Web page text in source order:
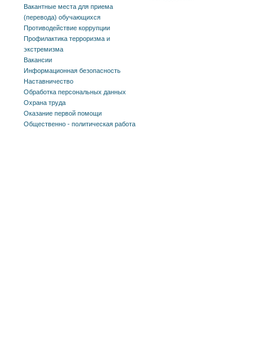
Вакантные места для приема
(перевода) обучающихся
Противодействие коррупции
Профилактика терроризма и
экстремизма
Вакансии
Информационная безопасность
Наставничество
Обработка персональных данных
Охрана труда
Оказание первой помощи
Общественно - политическая работа